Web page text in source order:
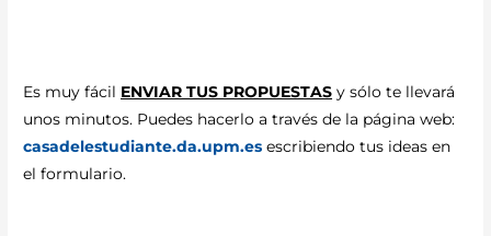
Es muy fácil ENVIAR TUS PROPUESTAS y sólo te llevará
unos minutos. Puedes hacerlo a través de la página web:
casadelestudiante.da.upm.es escribiendo tus ideas en
el formulario.